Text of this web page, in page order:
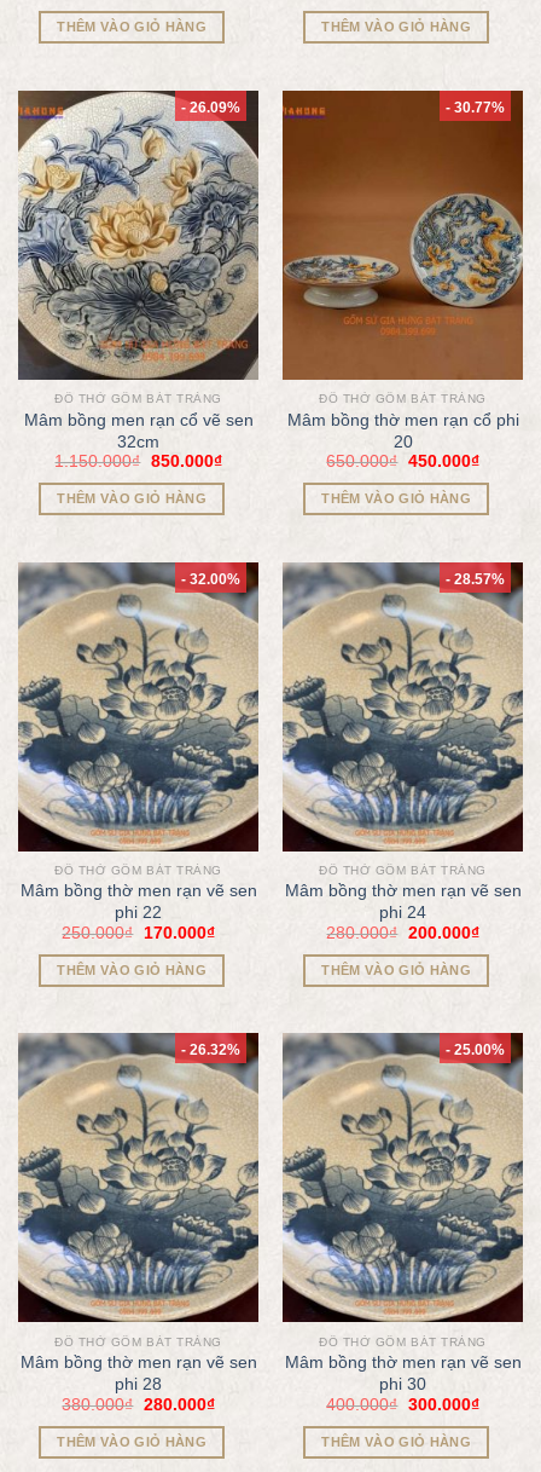
THÊM VÀO GIỎ HÀNG THÊM VÀO GIỎ HÀNG
- 26.09%
ĐỒ THỜ GỐM BÁT TRÀNG
Mâm bồng men rạn cổ vẽ sen
32cm
1.150.000₫ 850.000₫
THÊM VÀO GIỎ HÀNG
- 30.77%
ĐỒ THỜ GỐM BÁT TRÀNG
Mâm bồng thờ men rạn cổ phi
20
650.000₫ 450.000₫
THÊM VÀO GIỎ HÀNG
- 32.00%
ĐỒ THỜ GỐM BÁT TRÀNG
Mâm bồng thờ men rạn vẽ sen
phi 22
250.000₫ 170.000₫
THÊM VÀO GIỎ HÀNG
- 28.57%
ĐỒ THỜ GỐM BÁT TRÀNG
Mâm bồng thờ men rạn vẽ sen
phi 24
280.000₫ 200.000₫
THÊM VÀO GIỎ HÀNG
- 26.32%
ĐỒ THỜ GỐM BÁT TRÀNG
Mâm bồng thờ men rạn vẽ sen
phi 28
380.000₫ 280.000₫
THÊM VÀO GIỎ HÀNG
- 25.00%
ĐỒ THỜ GỐM BÁT TRÀNG
Mâm bồng thờ men rạn vẽ sen
phi 30
400.000₫ 300.000₫
THÊM VÀO GIỎ HÀNG